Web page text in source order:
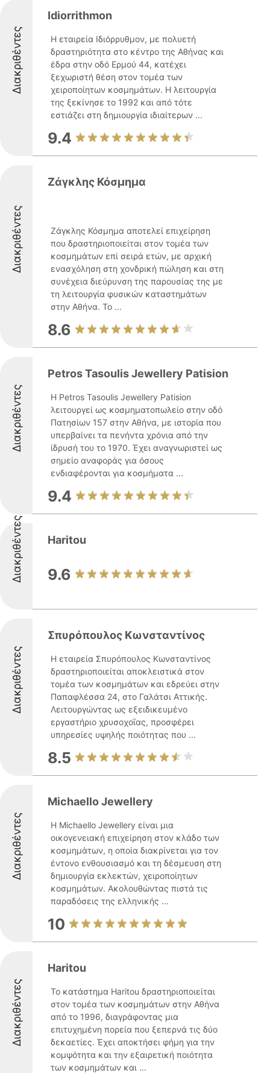
Διακριθέντες
Idiorrithmon
Η εταιρεία Ιδιόρρυθμον, με πολυετή
δραστηριότητα στο κέντρο της Αθήνας και
έδρα στην οδό Ερμού 44, κατέχει
ξεχωριστή θέση στον τομέα των
χειροποίητων κοσμημάτων. Η λειτουργία
της ξεκίνησε το 1992 και από τότε
εστιάζει στη δημιουργία ιδιαίτερων ...
9.4
Διακριθέντες
Ζάγκλης Κόσμημα
Ζάγκλης Κόσμημα αποτελεί επιχείρηση
που δραστηριοποιείται στον τομέα των
κοσμημάτων επί σειρά ετών, με αρχική
ενασχόληση στη χονδρική πώληση και στη
συνέχεια διεύρυνση της παρουσίας της με
τη λειτουργία φυσικών καταστημάτων
στην Αθήνα. Το ...
8.6
Διακριθέντες
Petros Tasoulis Jewellery Patision
Η Petros Tasoulis Jewellery Patision
λειτουργεί ως κοσμηματοπωλείο στην οδό
Πατησίων 157 στην Αθήνα, με ιστορία που
υπερβαίνει τα πενήντα χρόνια από την
ίδρυσή του το 1970. Έχει αναγνωριστεί ως
σημείο αναφοράς για όσους
ενδιαφέρονται για κοσμήματα ...
9.4
Διακριθέντες Haritou
9.6
Διακριθέντες
Σπυρόπουλος Κωνσταντίνος
Η εταιρεία Σπυρόπουλος Κωνσταντίνος
δραστηριοποιείται αποκλειστικά στον
τομέα των κοσμημάτων και εδρεύει στην
Παπαφλέσσα 24, στο Γαλάτσι Αττικής.
Λειτουργώντας ως εξειδικευμένο
εργαστήριο χρυσοχοΐας, προσφέρει
υπηρεσίες υψηλής ποιότητας που ...
8.5
Διακριθέντες
Michaello Jewellery
Η Michaello Jewellery είναι μια
οικογενειακή επιχείρηση στον κλάδο των
κοσμημάτων, η οποία διακρίνεται για τον
έντονο ενθουσιασμό και τη δέσμευση στη
δημιουργία εκλεκτών, χειροποίητων
κοσμημάτων. Ακολουθώντας πιστά τις
παραδόσεις της ελληνικής ...
10
Διακριθέντες
Haritou
Το κατάστημα Haritou δραστηριοποιείται
στον τομέα των κοσμημάτων στην Αθήνα
από το 1996, διαγράφοντας μια
επιτυχημένη πορεία που ξεπερνά τις δύο
δεκαετίες. Έχει αποκτήσει φήμη για την
κομψότητα και την εξαιρετική ποιότητα
των κοσμημάτων και ...